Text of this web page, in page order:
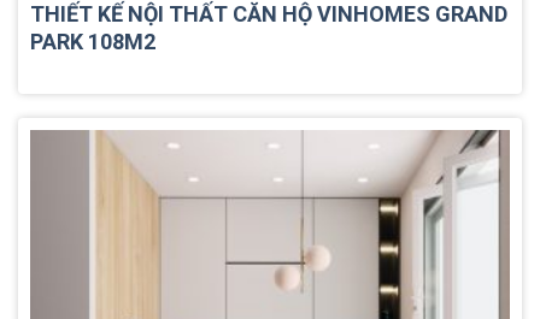
THIẾT KẾ NỘI THẤT CĂN HỘ VINHOMES GRAND
PARK 108M2